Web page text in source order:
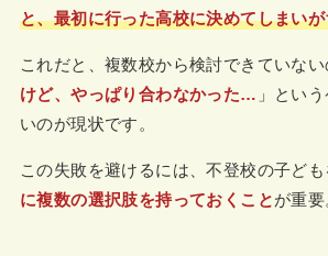
と、最初に行った高校に決めてしまい
これだと、複数校から検討できていな
けど、やっぱり合わなかった… 」とい
いのが現状です。
この失敗を避けるには、不登校の子ども
に複数の選択肢を持っておくことが重要